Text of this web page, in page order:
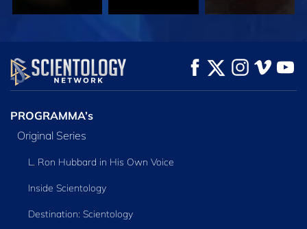
KIJK VERKEN DE SERIE
PROGRAMMA’s
Original Series
L. Ron Hubbard in His Own Voice
Inside Scientology
Destination: Scientology